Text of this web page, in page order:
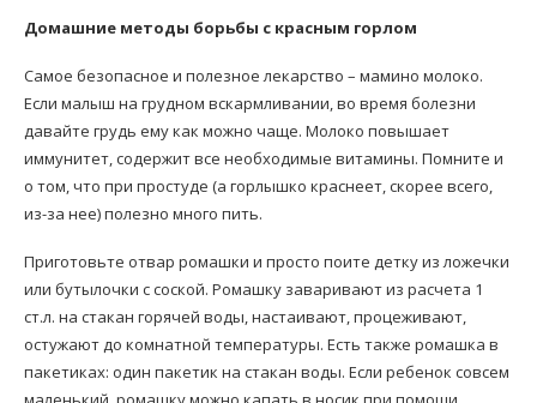
Домашние методы борьбы с красным горлом
Самое безопасное и полезное лекарство – мамино молоко.
Если малыш на грудном вскармливании, во время болезни
давайте грудь ему как можно чаще. Молоко повышает
иммунитет, содержит все необходимые витамины. Помните и
о том, что при простуде (а горлышко краснеет, скорее всего,
из-за нее) полезно много пить.
Приготовьте отвар ромашки и просто поите детку из ложечки
или бутылочки с соской. Ромашку заваривают из расчета 1
ст.л. на стакан горячей воды, настаивают, процеживают,
остужают до комнатной температуры. Есть также ромашка в
пакетиках: один пакетик на стакан воды. Если ребенок совсем